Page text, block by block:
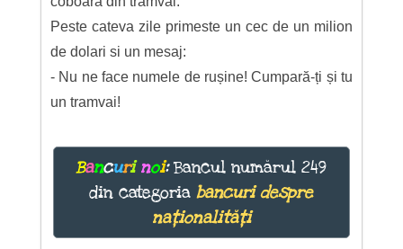
Peste cateva zile primeste un cec de un milion
de dolari si un mesaj:
- Nu ne face numele de rușine! Cumpară-ți și tu
un tramvai!
Bancuri noi:Bancul numărul 249
din categoriabancuri despre
naționalități